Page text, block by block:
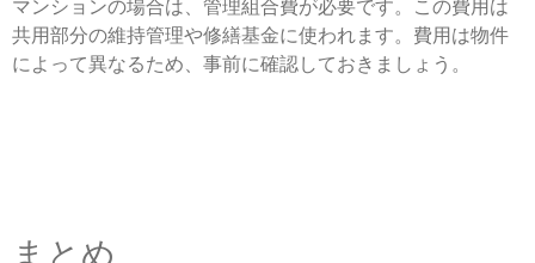
マンションの場合は、管理組合費が必要です。この費用は
共用部分の維持管理や修繕基金に使われます。費用は物件
によって異なるため、事前に確認しておきましょう。
まとめ